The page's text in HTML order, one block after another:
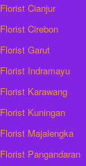
Florist Cianjur
Florist Cirebon
Florist Garut
Florist Indramayu
Florist Karawang
Florist Kuningan
Florist Majalengka
Florist Pangandaran